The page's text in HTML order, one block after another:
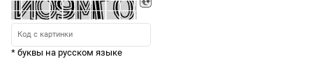
* буквы на русском языке